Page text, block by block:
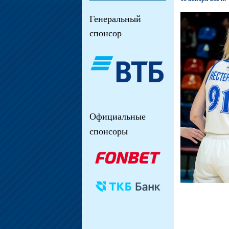
Генеральный
спонсор
Официальные
спонсоры